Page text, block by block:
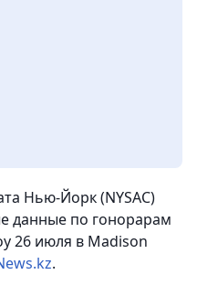
Нью-Йорк (NYSAC)
данные по гонорарам
26 июля в Madison
.